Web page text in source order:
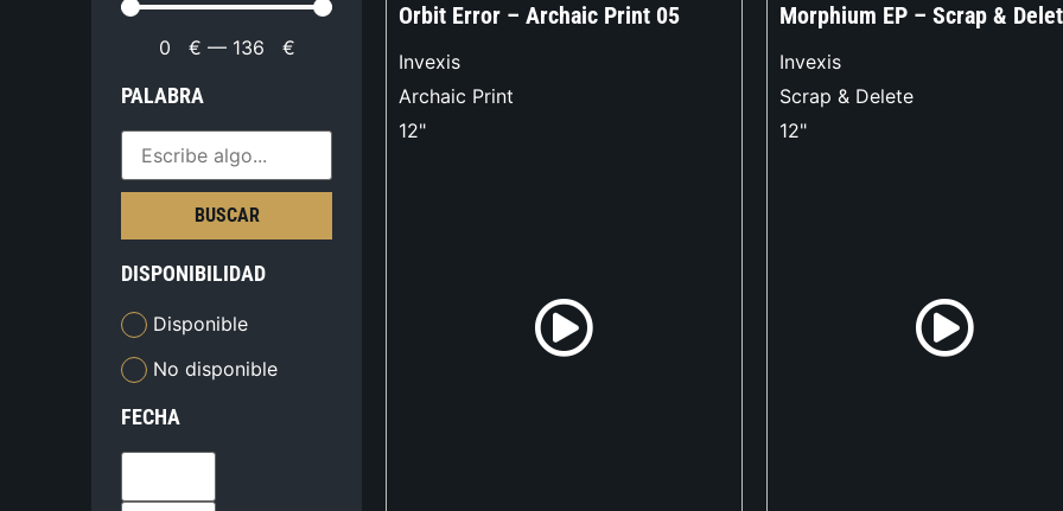
0 € — 136 €
PALABRA
BUSCAR
DISPONIBILIDAD
Disponible
No disponible
FECHA
Orbit Error – Archaic Print 05
Invexis
Archaic Print
12"
Morphium EP – Scrap &
Invexis
Scrap & Delete
12"